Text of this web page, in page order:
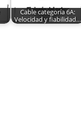
Cable categoría 6A:
Velocidad y fiabilidad…